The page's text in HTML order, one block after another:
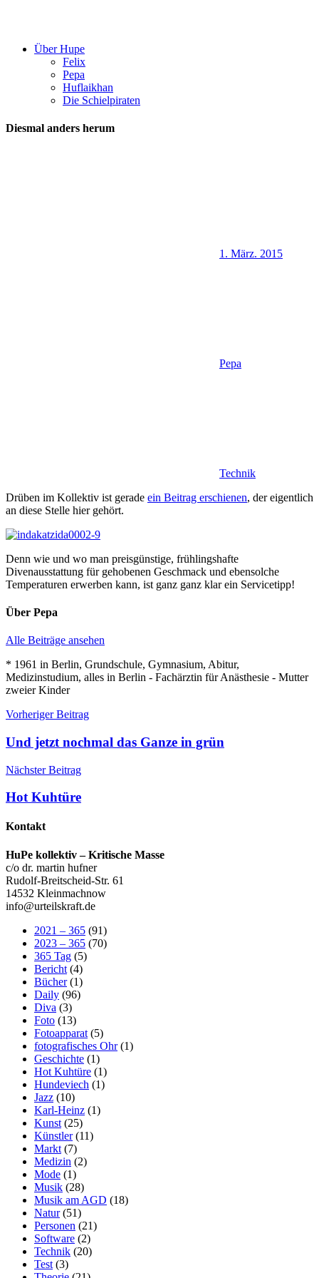
Über Hupe
Felix
Pepa
Huflaikhan
Die Schielpiraten
Diesmal anders herum
1. März. 2015
Pepa
Technik
Drüben im Kollektiv ist gerade ein Beitrag erschienen, der eigentlich
an diese Stelle hier gehört.
Denn wie und wo man preisgünstige, frühlingshafte
Divenausstattung für gehobenen Geschmack und ebensolche
Temperaturen erwerben kann, ist ganz ganz klar ein Servicetipp!
Über Pepa
Alle Beiträge ansehen
* 1961 in Berlin, Grundschule, Gymnasium, Abitur,
Medizinstudium, alles in Berlin - Fachärztin für Anästhesie - Mutter
zweier Kinder
Beitragsnavigation
Vorheriger Beitrag
Und jetzt nochmal das Ganze in grün
Nächster Beitrag
Hot Kuhtüre
Kontakt
HuPe kollektiv – Kritische Masse
c/o dr. martin hufner
Rudolf-Breitscheid-Str. 61
14532 Kleinmachnow
info@urteilskraft.de
2021 – 365 (91)
2023 – 365 (70)
365 Tag (5)
Bericht (4)
Bücher(1)
Daily (96)
Diva (3)
Foto (13)
Fotoapparat (5)
fotografisches Ohr(1)
Geschichte (1)
Hot Kuhtüre (1)
Hundeviech (1)
Jazz (10)
Karl-Heinz (1)
Kunst (25)
Künstler(11)
Markt (7)
Medizin (2)
Mode (1)
Musik (28)
Musik am AGD (18)
Natur(51)
Personen (21)
Software (2)
Technik (20)
Test (3)